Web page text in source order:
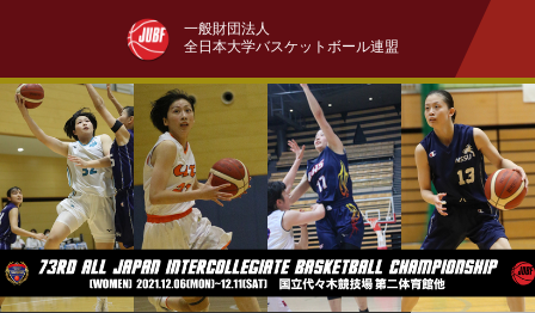
一般財団法人
全日本大学バスケットボール連盟